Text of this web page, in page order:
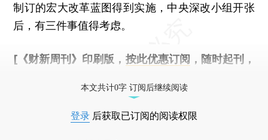
制订的宏大改革蓝图得到实施，中央深改小组开张
后，有三件事值得考虑。
[《财新周刊》印刷版， 按此优惠订阅 ，随时起刊，
本文共计0字 订阅后继续阅读
登录 后获取已订阅的阅读权限